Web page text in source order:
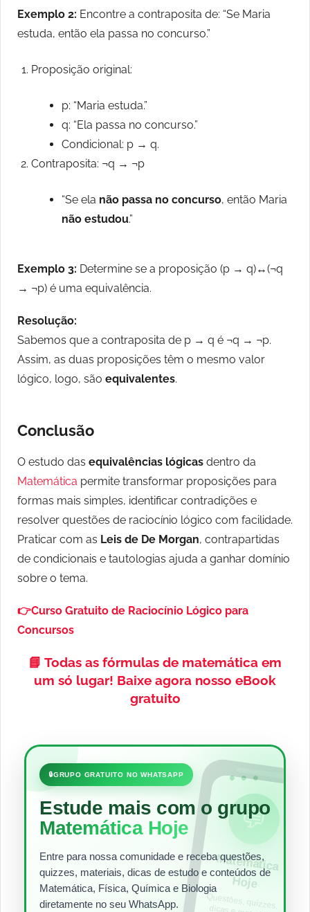
Exemplo 2: Encontre a contraposita de: “Se Maria
estuda, então ela passa no concurso.”
Proposição original:
p: “Maria estuda.”
q: “Ela passa no concurso.”
Condicional: p → q.
Contraposita: ¬q → ¬p
“Se ela não passa no concurso, então Maria
não estudou.”
Exemplo 3: Determine se a proposição (p → q)↔(¬q
→ ¬p) é uma equivalência.
Resolução:
Sabemos que a contraposita de p → q é ¬q → ¬p.
Assim, as duas proposições têm o mesmo valor
lógico, logo, são equivalentes.
Conclusão
O estudo das equivalências lógicas dentro da
Matemática permite transformar proposições para
formas mais simples, identificar contradições e
resolver questões de raciocínio lógico com facilidade.
Praticar com as Leis de De Morgan, contrapartidas
de condicionais e tautologias ajuda a ganhar domínio
sobre o tema.
👉Curso Gratuito de Raciocínio Lógico para
Concursos
📘 Todas as fórmulas de matemática em
um só lugar! Baixe agora nosso eBook
gratuito
•••
🔒GRUPO GRATUITO NO WHATSAPP
Estude mais com o grupo
Matemática Hoje
Entre para nossa comunidade e receba questões,
quizzes, materiais, dicas de estudo e conteúdos de
Matemática, Física, Química e Biologia
diretamente no seu WhatsApp.
💬
Matem
ática
Hoje
Questões, quizzes,
dicas e materiais
para estudar todos